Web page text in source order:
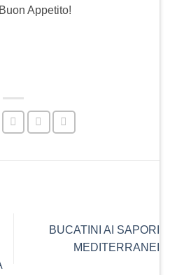
Appetito!
BUCATINI AI SAPORI
MEDITERRANEI